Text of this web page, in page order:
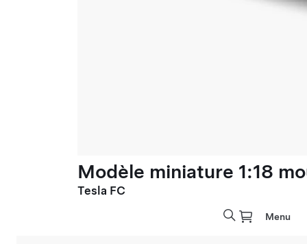
Modèle miniature 1:18
Tesla FC
Menu